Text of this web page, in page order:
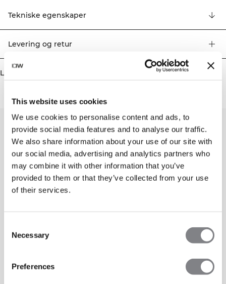
This website uses cookies
We use cookies to personalise content and ads, to
provide social media features and to analyse our traffic.
We also share information about your use of our site with
our social media, advertising and analytics partners who
may combine it with other information that you’ve
provided to them or that they’ve collected from your use
of their services.
Selection
Necessary
Preferences
sømløse designen sikrer komfort og holdbarhet gjennom hele treningsøkten,
mens de elastiske egenskapene gir optimal fleksibilitet uansett hvilken
aktivitet du velger. 66% Resirkulert Polyamid, 34% Polyester
Tekniske egenskaper
Levering og retur
Lignende produkter